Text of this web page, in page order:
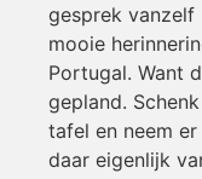
gesprek vanzelf
mooie
Portugal. Want
gepland.
tafel en neem
daar eigenlijk